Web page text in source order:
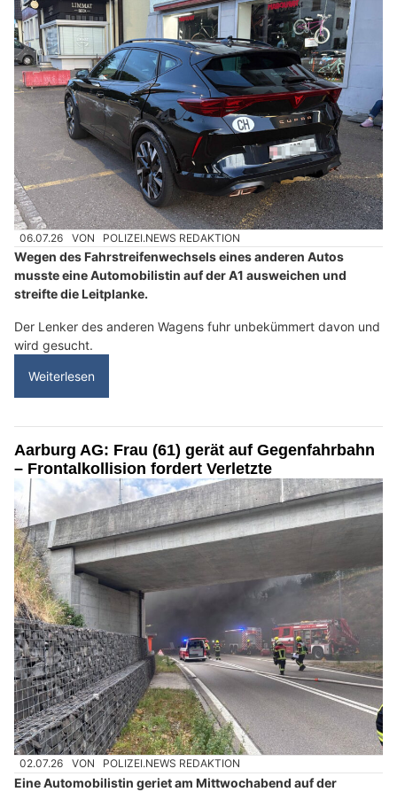
06.07.26 VON POLIZEI.NEWS REDAKTION
Wegen des Fahrstreifenwechsels eines anderen Autos
musste eine Automobilistin auf der A1 ausweichen und
streifte die Leitplanke.
Der Lenker des anderen Wagens fuhr unbekümmert davon und
wird gesucht.
Weiterlesen
Aarburg AG: Frau (61) gerät auf Gegenfahrbahn
– Frontalkollision fordert Verletzte
02.07.26 VON POLIZEI.NEWS REDAKTION
Eine Automobilistin geriet am Mittwochabend auf der